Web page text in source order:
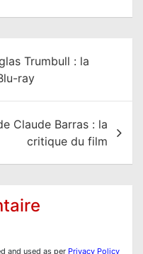
Trumbull : la
ray
Claude Barras : la
critique du film
and used as per Privacy Policy